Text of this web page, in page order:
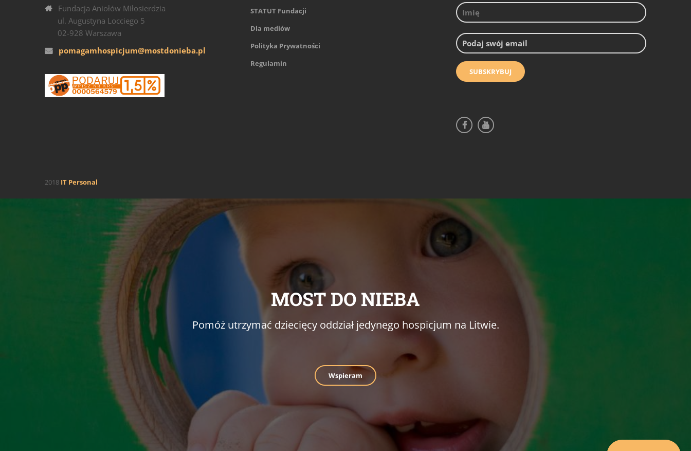
Fundacja Aniołów Miłosierdzia
ul. Augustyna Locciego 5
02-928 Warszawa
pomagamhospicjum@mostdonieba.pl
STATUT Fundacji
Dla mediów
Polityka Prywatności
Regulamin
2018 IT Personal
MOST DO NIEBA
Pomóż utrzymać dziecięcy oddział jedynego hospicjum na Litwie.
Wspieram